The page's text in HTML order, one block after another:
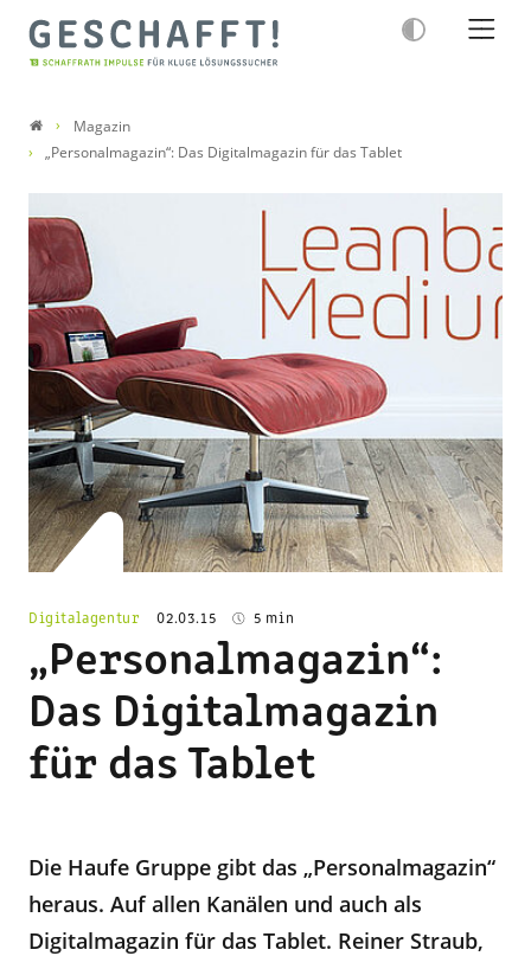
Magazin
„Personalmagazin“: Das Digitalmagazin für das Tablet
Digitalagentur 02.03.15 5 min
„Personalmagazin“:
Das Digitalmagazin
für das Tablet
Die Haufe Gruppe gibt das „Personalmagazin“
heraus. Auf allen Kanälen und auch als
Digitalmagazin für das Tablet. Reiner Straub,